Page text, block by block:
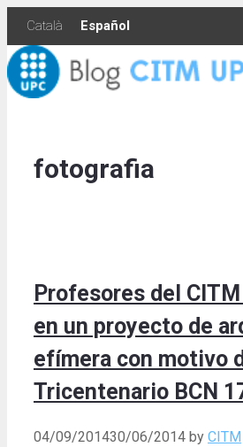
Skip
content
Català Español
fotografia
Profesores del
en un proyecto de
efímera con motivo
Tricentenario BCN
04/09/201430/06/2014 by CITM